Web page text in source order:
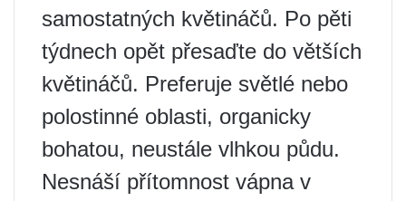
samostatných květináčů. Po pěti
týdnech opět přesaďte do větších
květináčů. Preferuje světlé nebo
polostinné oblasti, organicky
bohatou, neustále vlhkou půdu.
Nesnáší přítomnost vápna v